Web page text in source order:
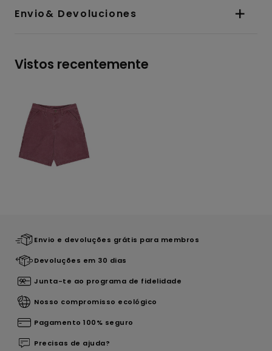
Envio& Devoluciones
Vistos recentemente
Envio e devoluções grátis para membros
Devoluções em 30 dias
Junta-te ao programa de fidelidade
Nosso compromisso ecológico
Pagamento 100% seguro
Precisas de ajuda?